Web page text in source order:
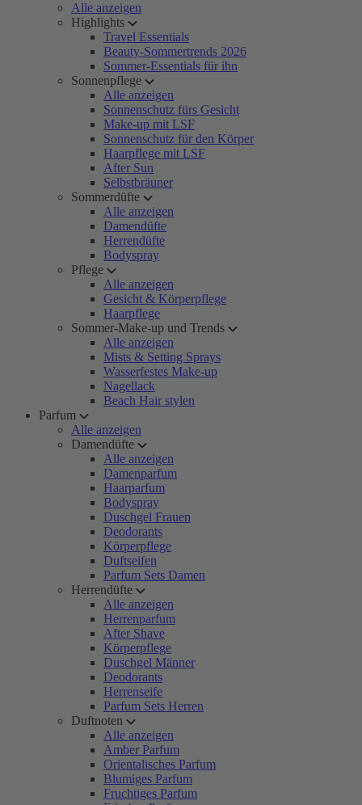
Alle anzeigen
Highlights
Travel Essentials
Beauty-Sommertrends 2026
Sommer-Essentials für ihn
Sonnenpflege
Alle anzeigen
Sonnenschutz fürs Gesicht
Make-up mit LSF
Sonnenschutz für den Körper
Haarpflege mit LSF
After Sun
Selbstbräuner
Sommerdüfte
Alle anzeigen
Damendüfte
Herrendüfte
Bodyspray
Pflege
Alle anzeigen
Gesicht & Körperpflege
Haarpflege
Sommer-Make-up und Trends
Alle anzeigen
Mists & Setting Sprays
Wasserfestes Make-up
Nagellack
Beach Hair stylen
Parfum
Alle anzeigen
Damendüfte
Alle anzeigen
Damenparfum
Haarparfum
Bodyspray
Duschgel Frauen
Deodorants
Körperpflege
Duftseifen
Parfum Sets Damen
Herrendüfte
Alle anzeigen
Herrenparfum
After Shave
Körperpflege
Duschgel Männer
Deodorants
Herrenseife
Parfum Sets Herren
Duftnoten
Alle anzeigen
Amber Parfum
Orientalisches Parfum
Blumiges Parfum
Fruchtiges Parfum